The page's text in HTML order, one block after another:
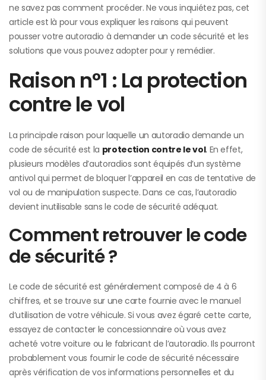
ne savez pas comment procéder. Ne vous inquiétez pas, cet
article est là pour vous expliquer les raisons qui peuvent
pousser votre autoradio à demander un code sécurité et les
solutions que vous pouvez adopter pour y remédier.
Raison n°1 : La protection
contre le vol
La principale raison pour laquelle un autoradio demande un
code de sécurité est la protection contre le vol. En effet,
plusieurs modèles d’autoradios sont équipés d’un système
antivol qui permet de bloquer l’appareil en cas de tentative de
vol ou de manipulation suspecte. Dans ce cas, l’autoradio
devient inutilisable sans le code de sécurité adéquat.
Comment retrouver le code
de sécurité ?
Le code de sécurité est généralement composé de 4 à 6
chiffres, et se trouve sur une carte fournie avec le manuel
d’utilisation de votre véhicule. Si vous avez égaré cette carte,
essayez de contacter le concessionnaire où vous avez
acheté votre voiture ou le fabricant de l’autoradio. Ils pourront
probablement vous fournir le code de sécurité nécessaire
après vérification de vos informations personnelles et du